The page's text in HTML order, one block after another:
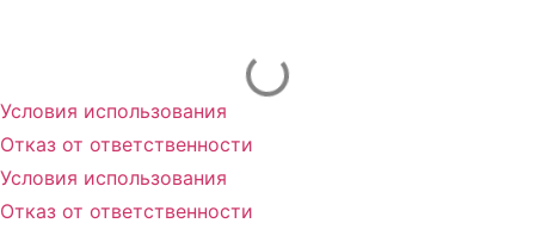
Условия использования
Отказ от ответственности
Условия использования
Отказ от ответственности